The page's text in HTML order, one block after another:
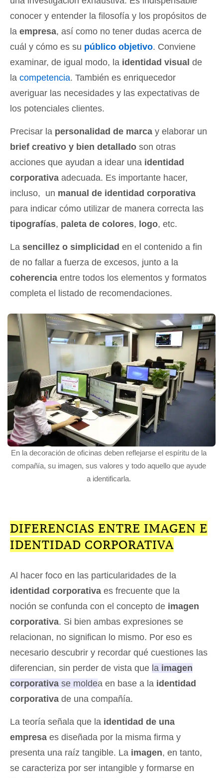
conocer y entender la filosofía y los propósitos de
la empresa, así como no tener dudas acerca de
cuál y cómo es su público objetivo. Conviene
examinar, de igual modo, la identidad visual de
la competencia. También es enriquecedor
averiguar las necesidades y las expectativas de
los potenciales clientes.
Precisar la personalidad de marca y elaborar un
brief creativo y bien detallado son otras
acciones que ayudan a idear una identidad
corporativa adecuada. Es importante hacer,
incluso, un manual de identidad corporativa
para indicar cómo utilizar de manera correcta las
tipografías, paleta de colores, logo, etc.
La sencillez o simplicidad en el contenido a fin
de no fallar a fuerza de excesos, junto a la
coherencia entre todos los elementos y formatos
completa el listado de recomendaciones.
En la decoración de oficinas deben reflejarse el espíritu de la
compañía, su imagen, sus valores y todo aquello que ayude
a identificarla.
DIFERENCIAS ENTRE IMAGEN E
IDENTIDAD CORPORATIVA
Al hacer foco en las particularidades de la
identidad corporativa es frecuente que la
noción se confunda con el concepto de imagen
corporativa. Si bien ambas expresiones se
relacionan, no significan lo mismo. Por eso es
necesario descubrir y recordar qué cuestiones las
diferencian, sin perder de vista que la imagen
corporativa se moldea en base a la identidad
corporativa de una compañía.
La teoría señala que la identidad de una
empresa es diseñada por la misma firma y
presenta una raíz tangible. La imagen, en tanto,
se caracteriza por ser intangible y formarse en